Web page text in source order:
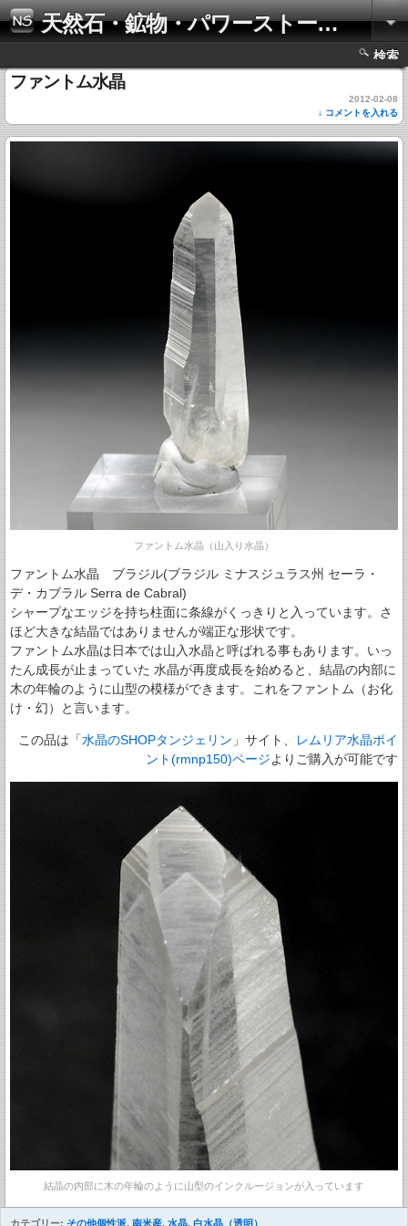
天然石・鉱物・パワーストーンの写真集
検索
ファントム水晶
2012-02-08
↓ コメントを入れる
ファントム水晶（山入り水晶）
ファントム水晶 ブラジル(ブラジル ミナスジュラス州 セーラ・
デ・カブラル Serra de Cabral)
シャープなエッジを持ち柱面に条線がくっきりと入っています。さ
ほど大きな結晶ではありませんが端正な形状です。
ファントム水晶は日本では山入水晶と呼ばれる事もあります。いっ
たん成長が止まっていた 水晶が再度成長を始めると、結晶の内部に
木の年輪のように山型の模様ができます。これをファントム（お化
け・幻）と言います。
この品は「水晶のSHOPタンジェリン 」サイト、
レムリア水晶ポイ
ント(rmnp150)ページよりご購入が可能です
結晶の内部に木の年輪のように山型のインクルージョンが入っています
カテゴリー: その他個性派, 南米産, 水晶, 白水晶（透明）